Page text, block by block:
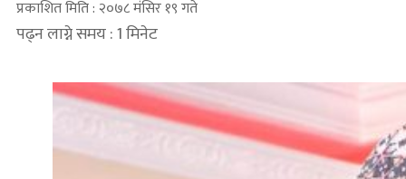
प्रकाशित मिति : २०७८ मंसिर १९ गते
पढ्न लाग्ने समय : 1 मिनेट